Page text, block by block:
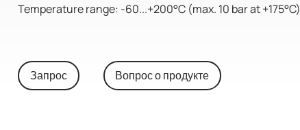
Temperature range: -60...+200°C (max. 10 bar at +175°C)
Запрос Вопрос о продукте